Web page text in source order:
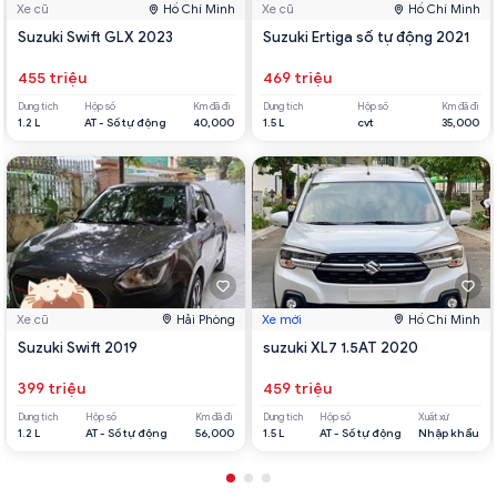
Xe cũ Hồ Chí Minh
Suzuki Swift GLX 2023
455 triệu
Dung tích
1.2 L
Hộp số
AT - Số tự động
Km đã đi
40,000
Xe cũ Hải Phòng
Suzuki Swift 2019
399 triệu
Dung tích
1.2 L
Hộp số
AT - Số tự động
Km đã đi
56,000
Xe cũ Hồ Chí Minh
Suzuki Ertiga số tự động 2021
469 triệu
Dung tích
1.5 L
Hộp số
cvt
Km đã đi
35,000
Xe mới Hồ Chí Minh
suzuki XL7 1.5AT 2020
459 triệu
Dung tích
1.5 L
Hộp số
AT - Số tự động
Xuất xứ
Nhập khẩu